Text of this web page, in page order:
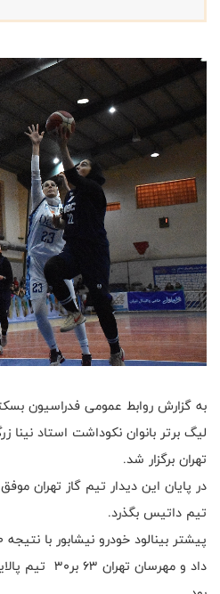
به گزارش روابط عمومی فدراسیون
لیگ برتر بانوان نکوداشت استاد نینا
تهران برگزار شد.
تیم داتیس بگذرد.
داد و